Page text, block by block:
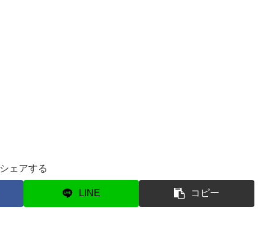
シェアする
LINE コピー